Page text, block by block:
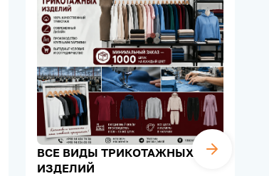
ВСЕ ВИДЫ ТРИКОТАЖНЫХ
ИЗДЕЛИЙ